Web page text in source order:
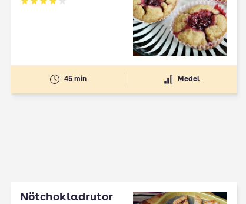
Betyg: 3.94 av 5
45 min Medel
Nötchokladrutor